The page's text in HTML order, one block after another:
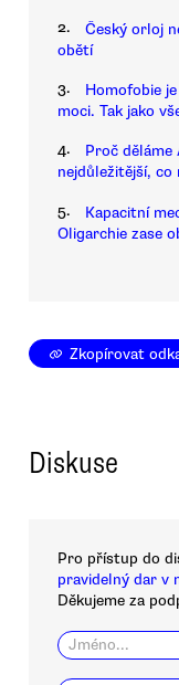
2.
Český orloj
obětí
3.
Homofobie
moci. Tak jako
4.
Proč
nejdůležitější, co
5.
Kapacitní
Oligarchie zase
Zkopírovat
Diskuse
Pro přístup do
pravidelný dar v
Děkujeme za